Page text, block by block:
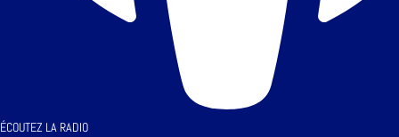
ÉCOUTEZ LA RADIO